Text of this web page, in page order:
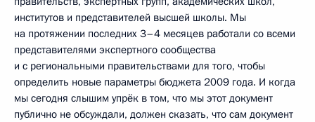
институтов и представителей высшей школы. Мы
на протяжении последних 3–4 месяцев работали со всеми
представителями экспертного сообщества
и с региональными правительствами для того, чтобы
определить новые параметры бюджета 2009 года. И когда
мы сегодня слышим упрёк в том, что мы этот документ
публично не обсуждали, должен сказать, что сам документ